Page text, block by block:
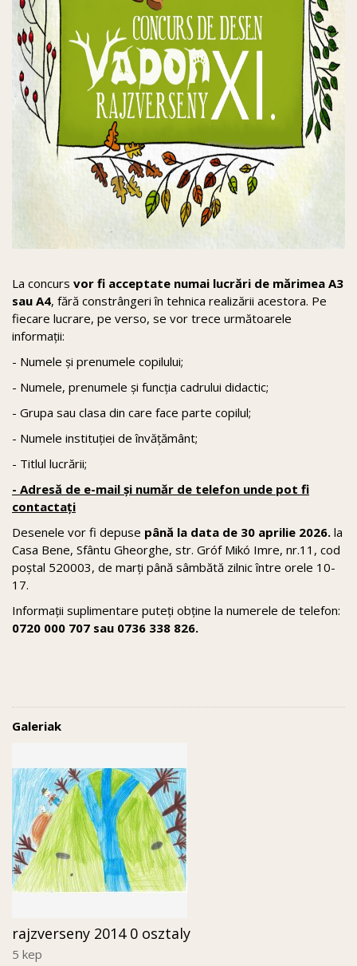
La concurs vor fi acceptate numai lucrări de mărimea A3
sau A4, fără constrângeri în tehnica realizării acestora. Pe
fiecare lucrare, pe verso, se vor trece următoarele
informații:
- Numele și prenumele copilului;
- Numele, prenumele și funcția cadrului didactic;
- Grupa sau clasa din care face parte copilul;
- Numele instituției de învățământ;
- Titlul lucrării;
- Adresă de e-mail și număr de telefon unde pot fi
contactați
Desenele vor fi depuse până la data de 30 aprilie 2026. la
Casa Bene, Sfântu Gheorghe, str. Gróf Mikó Imre, nr.11, cod
poștal 520003, de marți până sâmbătă zilnic între orele 10-
17.
Informații suplimentare puteți obține la numerele de telefon:
0720 000 707 sau 0736 338 826.
Galeriak
rajzverseny 2014 0 osztaly
5 kep